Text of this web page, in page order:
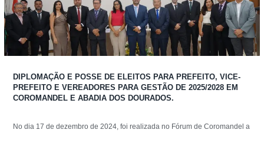
DIPLOMAÇÃO E POSSE DE ELEITOS PARA PREFEITO, VICE-
PREFEITO E VEREADORES PARA GESTÃO DE 2025/2028 EM
COROMANDEL E ABADIA DOS DOURADOS.
No dia 17 de dezembro de 2024, foi realizada no Fórum de Coromandel a